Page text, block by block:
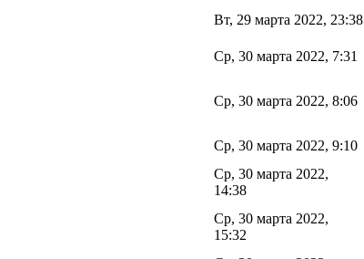
Вт, 29 марта 2022, 23:38
Ср, 30 марта 2022, 7:31
Ср, 30 марта 2022, 8:06
Ср, 30 марта 2022, 9:10
Ср, 30 марта 2022,
14:38
Ср, 30 марта 2022,
15:32